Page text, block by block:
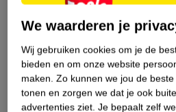
Over dit product
Nature Impact Score
Dit product
We waarderen je
Wij gebruiken cookies om je de
bieden en om onze website
maken. Zo kunnen we jou de
tonen en zorgen we dat je ook
advertenties ziet. Je bepaalt zelf